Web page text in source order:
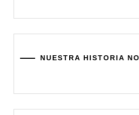
NUESTRA HISTORIA